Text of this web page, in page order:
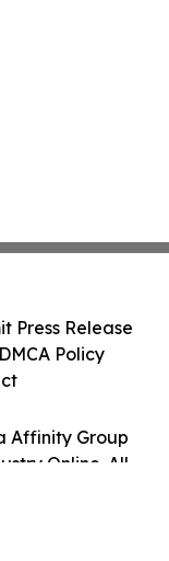
Affinity Group
Online. All
Press Release
Policy